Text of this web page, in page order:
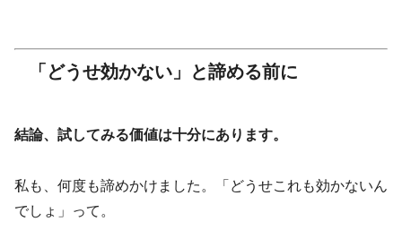
「どうせ効かない」と諦める前に
結論、試してみる価値は十分にあります。
私も、何度も諦めかけました。「どうせこれも効かないん
でしょ」って。